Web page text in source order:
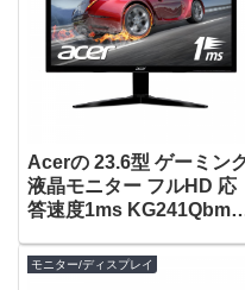
Acerの 23.6型 ゲーミン
液晶モニター フルHD 応
答速度1ms
円！
モニター/ディスプレイ